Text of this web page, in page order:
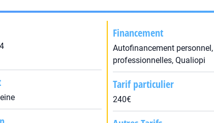
Financement
Autofinancement
professionnelles, Qualiopi
Tarif particulier
240€